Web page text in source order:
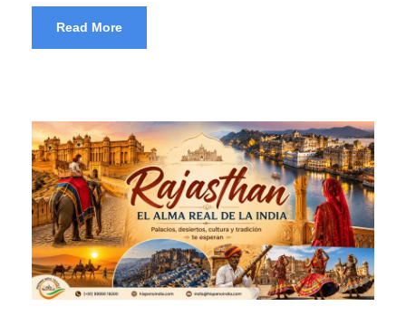
Read More